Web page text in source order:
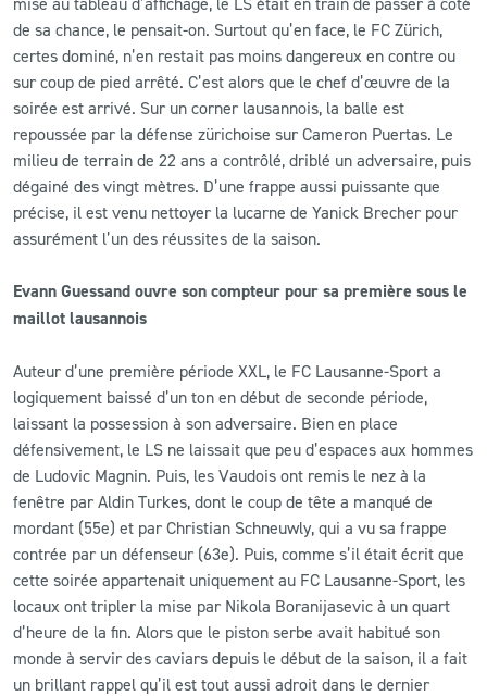
de sa chance, le pensait-on. Surtout qu’en face, le FC Zürich,
certes dominé, n’en restait pas moins dangereux en contre ou
sur coup de pied arrêté. C’est alors que le chef d’œuvre de la
soirée est arrivé. Sur un corner lausannois, la balle est
repoussée par la défense zürichoise sur Cameron Puertas. Le
milieu de terrain de 22 ans a contrôlé, driblé un adversaire, puis
dégainé des vingt mètres. D’une frappe aussi puissante que
précise, il est venu nettoyer la lucarne de Yanick Brecher pour
assurément l’un des réussites de la saison.
Evann Guessand ouvre son compteur pour sa première sous le
maillot lausannois
Auteur d’une première période XXL, le FC Lausanne-Sport a
logiquement baissé d’un ton en début de seconde période,
laissant la possession à son adversaire. Bien en place
défensivement, le LS ne laissait que peu d’espaces aux hommes
de Ludovic Magnin. Puis, les Vaudois ont remis le nez à la
fenêtre par Aldin Turkes, dont le coup de tête a manqué de
mordant (55e) et par Christian Schneuwly, qui a vu sa frappe
contrée par un défenseur (63e). Puis, comme s’il était écrit que
cette soirée appartenait uniquement au FC Lausanne-Sport, les
locaux ont tripler la mise par Nikola Boranijasevic à un quart
d’heure de la fin. Alors que le piston serbe avait habitué son
monde à servir des caviars depuis le début de la saison, il a fait
un brillant rappel qu’il est tout aussi adroit dans le dernier